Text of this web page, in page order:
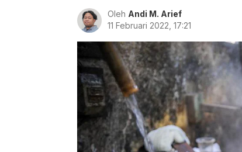
Oleh Andi M. Arief
11 Februari 2022, 17:21